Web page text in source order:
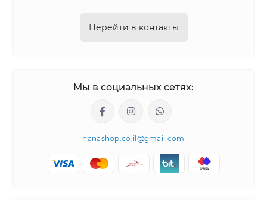
Перейти в контакты
Мы в социальных сетях:
nanashop.co.il@gmail.com